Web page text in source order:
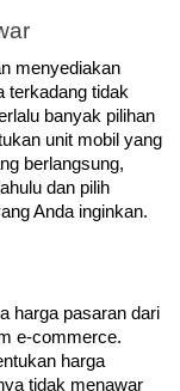
menyediakan
terkadang tidak
banyak pilihan
unit mobil yang
berlangsung,
dan pilih
Anda inginkan.
harga pasaran dari
e-commerce.
harga
tidak menawar